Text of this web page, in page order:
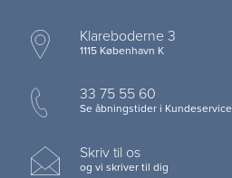
Klareboderne 3
1115 København K
33 75 55 60
Se åbningstider i Kundeservice
Skriv til os
og vi skriver til dig